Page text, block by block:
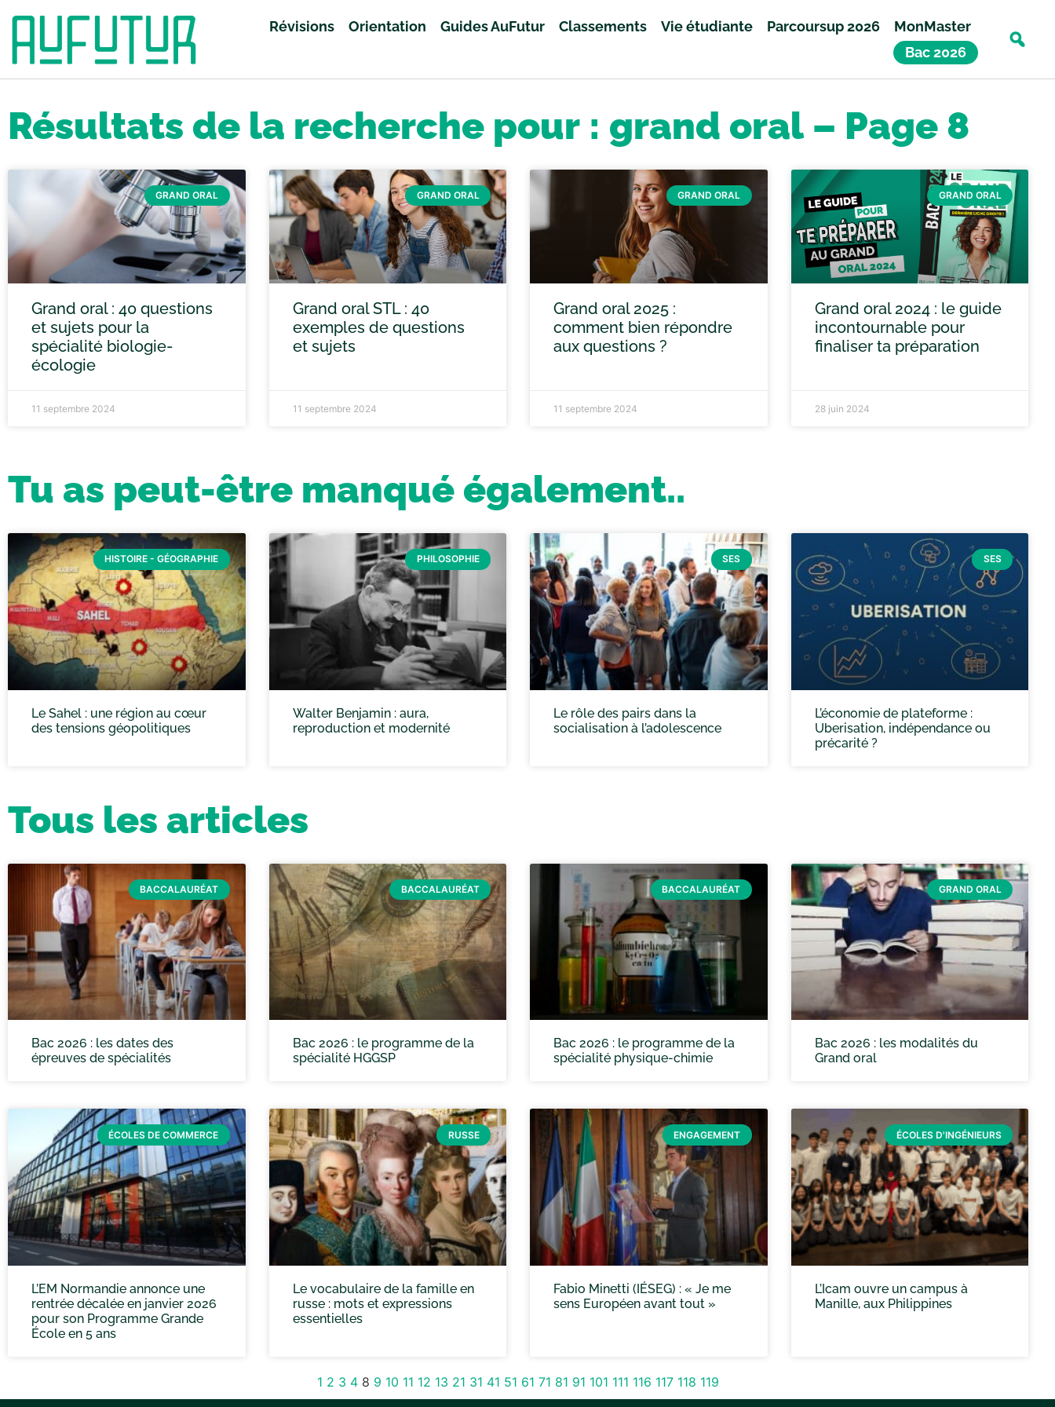
Révisions Orientation Guides AuFutur Classements Vie étudiante Parcoursup 2026
MonMaster
Bac 2026
Résultats de la recherche pour : grand oral – Page 8
GRAND ORAL
Grand oral : 40 questions
et sujets pour la
spécialité biologie-
écologie
11 septembre 2024
GRAND ORAL
Grand oral STL : 40
exemples de questions
et sujets
11 septembre 2024
GRAND ORAL
Grand oral 2025 :
comment bien répondre
aux questions ?
11 septembre 2024
GRAND ORAL
Grand oral 2024 : le guide
incontournable pour
finaliser ta préparation
28 juin 2024
Tu as peut-être manqué également..
HISTOIRE - GÉOGRAPHIE
Le Sahel : une région au cœur
des tensions géopolitiques
PHILOSOPHIE
Walter Benjamin : aura,
reproduction et modernité
SES
Le rôle des pairs dans la
socialisation à l’adolescence
SES
L’économie de plateforme :
Uberisation, indépendance ou
précarité ?
Tous les articles
BACCALAURÉAT
Bac 2026 : les dates des
épreuves de spécialités
BACCALAURÉAT
Bac 2026 : le programme de la
spécialité HGGSP
BACCALAURÉAT
Bac 2026 : le programme de la
spécialité physique-chimie
GRAND ORAL
Bac 2026 : les modalités du
Grand oral
ÉCOLES DE COMMERCE
L’EM Normandie annonce une
rentrée décalée en janvier 2026
pour son Programme Grande
École en 5 ans
RUSSE
Le vocabulaire de la famille en
russe : mots et expressions
essentielles
ENGAGEMENT
Fabio Minetti (IÉSEG) : « Je me
sens Européen avant tout »
ÉCOLES D'INGÉNIEURS
L’Icam ouvre un campus à
Manille, aux Philippines
1 2 3 4 8 9 10 11 12 13 21 31 41 51 61 71 81 91 101 111 116 117 118 119